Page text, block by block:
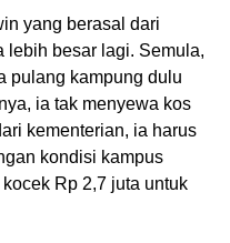
yang berasal dari
lebih besar lagi. Semula,
pulang kampung dulu
ia tak menyewa kos
kementerian, ia harus
kondisi kampus
Rp 2,7 juta untuk